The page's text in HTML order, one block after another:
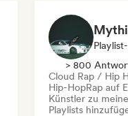
> 800
Cloud Rap / Hip
Hip-HopRap auf
Künstler zu
Playlists